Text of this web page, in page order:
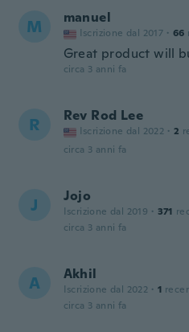
M manuel
Iscrizione dal 2017 · 66
Great product will
circa 3 anni fa
R Rev Rod Lee
Iscrizione dal 2022 · 2
circa 3 anni fa
J Jojo
Iscrizione dal 2019 · 371
circa 3 anni fa
A Akhil
Iscrizione dal 2022 · 1
circa 3 anni fa